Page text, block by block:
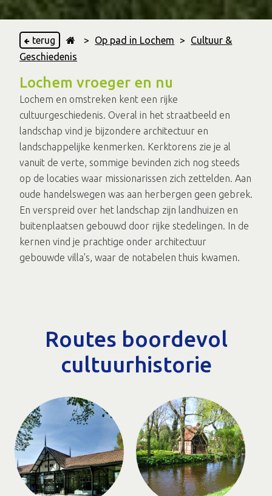
terug > Op pad in Lochem >
Cultuur &
Geschiedenis
Lochem vroeger en nu
Lochem en omstreken kent een rijke
cultuurgeschiedenis. Overal in het straatbeeld en
landschap vind je bijzondere architectuur en
landschappelijke kenmerken. Kerktorens zie je al
vanuit de verte, sommige bevinden zich nog steeds
op de locaties waar missionarissen zich zettelden. Aan
oude handelswegen was aan herbergen geen gebrek.
En verspreid over het landschap zijn landhuizen en
buitenplaatsen gebouwd door rijke stedelingen. In de
kernen vind je prachtige onder architectuur
gebouwde villa's, waar de notabelen thuis kwamen.
Routes boordevol
cultuurhistorie